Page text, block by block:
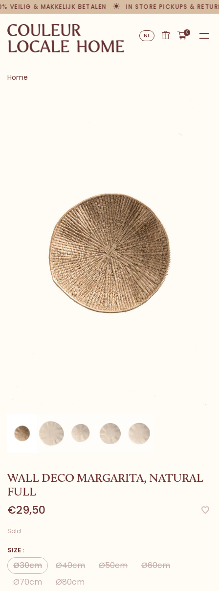
VEILIG & MAKKELIJK BETALEN IN STORE PICKUPS &
NL 0
Home
WALL DECO MARGARITA, NATURAL
FULL
€29,50
Sold
SIZE :
Ø30cm Ø40cm Ø50cm
Ø60cm
Ø70cm
Ø80cm